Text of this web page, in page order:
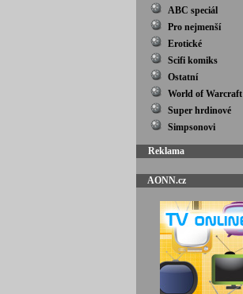
ABC speciál
Pro nejmenší
Erotické
Scifi komiks
Ostatní
World of Warcraft
Super hrdinové
Simpsonovi
Reklama
AONN.cz